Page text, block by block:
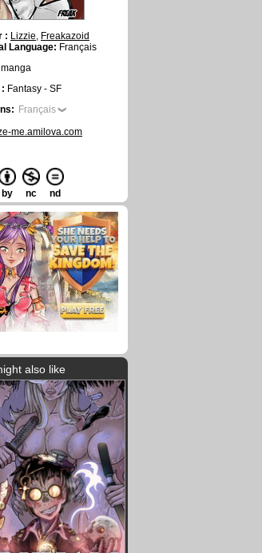
: Lizzie, Freakazoid
Language: Français
manga
Fantasy - SF
Français
me.amilova.com
by nc nd
also like